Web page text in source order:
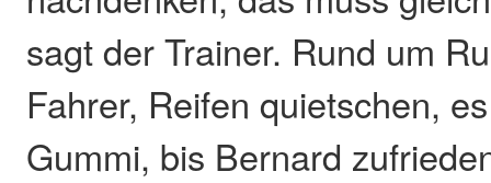
sagt der Trainer. Rund um
Fahrer, Reifen quietschen,
Gummi, bis Bernard